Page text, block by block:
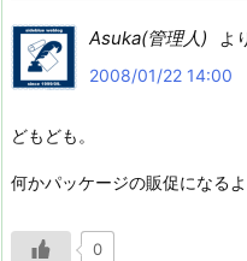
Asuka(管理人)
よ
2008/01/22 14:00
どもども。
何かパッケージの販促になる
0